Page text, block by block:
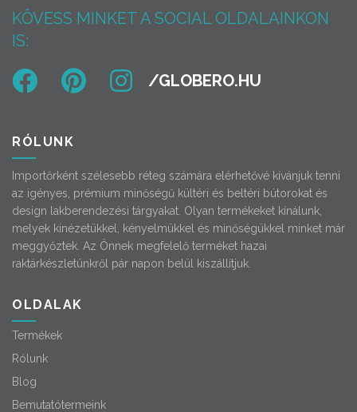
KÖVESS MINKET A SOCIAL OLDALAINKON
IS:
RÓLUNK
Importőrként szélesebb réteg számára elérhetővé kívánjuk tenni
az igényes, prémium minőségű kültéri és beltéri bútorokat és
design lakberendezési tárgyakat. Olyan termékeket kínálunk,
melyek kinézetükkel, kényelmükkel és minőségükkel minket már
meggyőztek. Az Önnek megfelelő terméket hazai
raktárkészletünkről pár napon belül kiszállítjuk.
OLDALAK
Termékek
Rólunk
Blog
Bemutatótermeink